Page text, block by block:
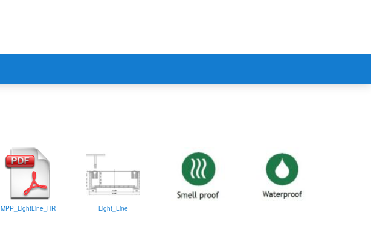
MPP_LightLine_HR Light_Line